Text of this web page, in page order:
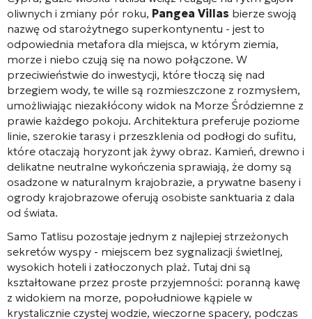
oliwnych i zmiany pór roku, Pangea Villas bierze swoją
nazwę od starożytnego superkontynentu - jest to
odpowiednia metafora dla miejsca, w którym ziemia,
morze i niebo czują się na nowo połączone. W
przeciwieństwie do inwestycji, które tłoczą się nad
brzegiem wody, te wille są rozmieszczone z rozmysłem,
umożliwiając niezakłócony widok na Morze Śródziemne z
prawie każdego pokoju. Architektura preferuje poziome
linie, szerokie tarasy i przeszklenia od podłogi do sufitu,
które otaczają horyzont jak żywy obraz. Kamień, drewno i
delikatne neutralne wykończenia sprawiają, że domy są
osadzone w naturalnym krajobrazie, a prywatne baseny i
ogrody krajobrazowe oferują osobiste sanktuaria z dala
od świata.
Samo Tatlisu pozostaje jednym z najlepiej strzeżonych
sekretów wyspy - miejscem bez sygnalizacji świetlnej,
wysokich hoteli i zatłoczonych plaż. Tutaj dni są
kształtowane przez proste przyjemności: poranną kawę
z widokiem na morze, popołudniowe kąpiele w
krystalicznie czystej wodzie, wieczorne spacery, podczas